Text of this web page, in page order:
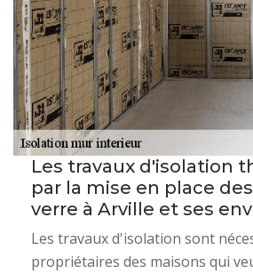
Les travaux d'isolation
par la mise en place
verre à Arville et ses
Les travaux d'isolation sont
propriétaires des maisons qui